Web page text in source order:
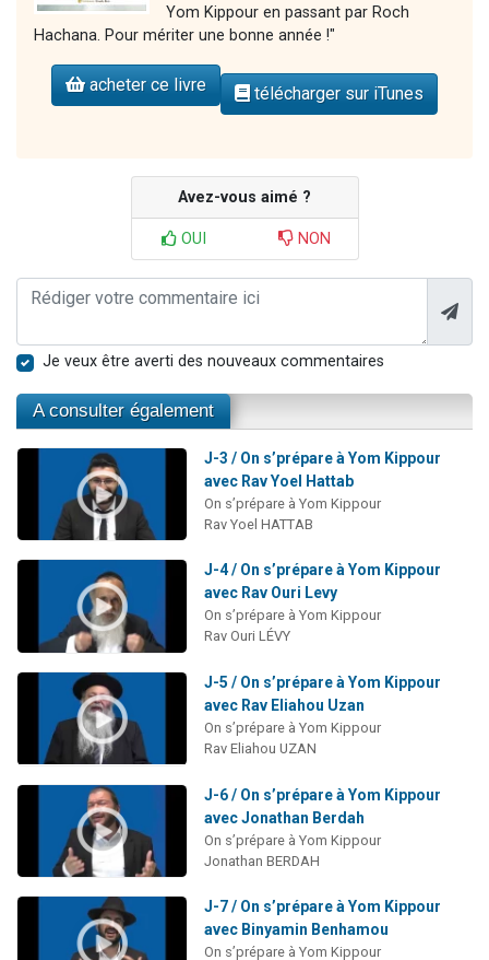
Yom Kippour en passant par Roch
Hachana. Pour mériter une bonne année !"
acheter ce livre télécharger sur iTunes
Avez-vous aimé ?
OUI NON
Je veux être averti des nouveaux commentaires
A consulter également
J-3 / On s’prépare à Yom Kippour
avec Rav Yoel Hattab
On s’prépare à Yom Kippour
Rav Yoel HATTAB
J-4 / On s’prépare à Yom Kippour
avec Rav Ouri Levy
On s’prépare à Yom Kippour
Rav Ouri LÉVY
J-5 / On s’prépare à Yom Kippour
avec Rav Eliahou Uzan
On s’prépare à Yom Kippour
Rav Eliahou UZAN
J-6 / On s’prépare à Yom Kippour
avec Jonathan Berdah
On s’prépare à Yom Kippour
Jonathan BERDAH
J-7 / On s’prépare à Yom Kippour
avec Binyamin Benhamou
On s’prépare à Yom Kippour